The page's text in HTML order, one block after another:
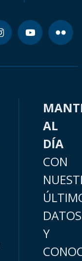
AL
DÍA
CON
DATOS
Y